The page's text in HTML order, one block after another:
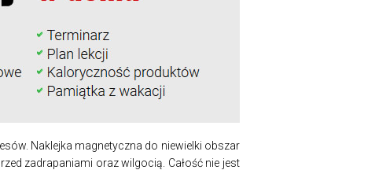
Naklejka magnetyczna do niewielki obszar
zadrapaniami oraz wilgocią. Całość nie jest